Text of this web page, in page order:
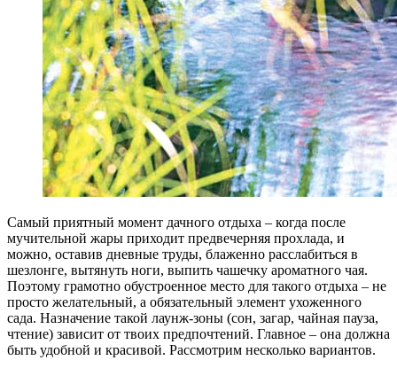
Самый приятный момент дачного отдыха – когда после
мучительной жары приходит предвечерняя прохлада, и
можно, оставив дневные труды, блаженно расслабиться в
шезлонге, вытянуть ноги, выпить чашечку ароматного чая.
Поэтому грамотно обустроенное место для такого отдыха – не
просто желательный, а обязательный элемент ухоженного
сада. Назначение такой лаунж-зоны (сон, загар, чайная пауза,
чтение) зависит от твоих предпочтений. Главное – она должна
быть удобной и красивой. Рассмотрим несколько вариантов.